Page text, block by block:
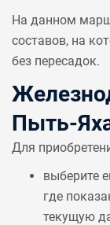
На данном
составов, на
без пересадок.
Пыть-
Для
выберите
где
текущую